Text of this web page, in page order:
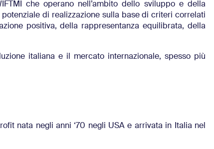
che operano nell’ambito dello sviluppo e della
di realizzazione sulla base di criteri correlati
positiva, della rappresentanza equilibrata, della
italiana e il mercato internazionale, spesso più
nata negli anni ‘70 negli USA e arrivata in Italia nel